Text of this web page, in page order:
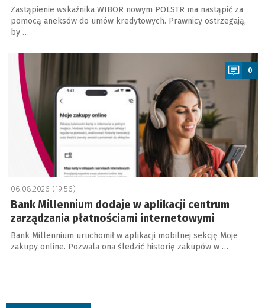
Zastąpienie wskaźnika WIBOR nowym POLSTR ma nastąpić za
pomocą aneksów do umów kredytowych. Prawnicy ostrzegają,
by …
0
06.08.2026 (19:56)
Bank Millennium dodaje w aplikacji centrum
zarządzania płatnościami internetowymi
Bank Millennium uruchomił w aplikacji mobilnej sekcję Moje
zakupy online. Pozwala ona śledzić historię zakupów w …